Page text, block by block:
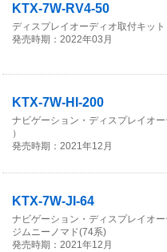
KTX-7W-RV4-50
ディスプレイオーディオ取付キッ
発売時期：2022年03月
KTX-7W-HI-200
ナビゲーション・ディスプレイオ
）
発売時期：2021年12月
KTX-7W-JI-64
ナビゲーション・ディスプレイオ
ジムニーノマド(74系)
発売時期：2021年12月